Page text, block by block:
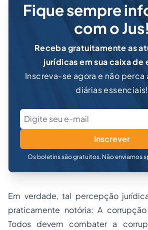
Fique sempre
com o Jus!
Receba gratuitamente as
jurídicas em sua caixa de
Inscreva-se agora e não perca
diárias essenciais!
Inscrever
Os boletins são gratuitos. Não enviamos
Em verdade, tal percepção
praticamente notória: A
Todos devem combater a